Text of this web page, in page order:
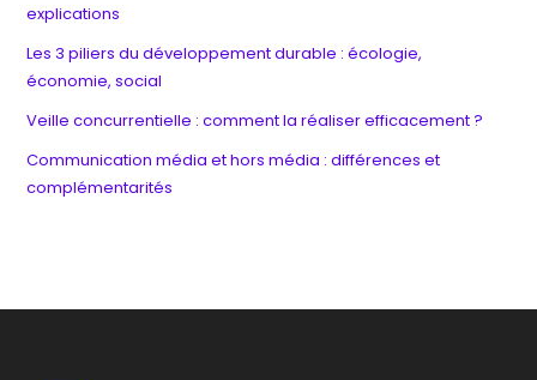
explications
Les 3 piliers du développement durable : écologie,
économie, social
Veille concurrentielle : comment la réaliser efficacement ?
Communication média et hors média : différences et
complémentarités